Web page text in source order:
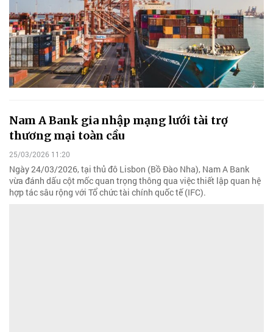
Nam A Bank gia nhập mạng lưới tài trợ
thương mại toàn cầu
25/03/2026 11:20
Ngày 24/03/2026, tại thủ đô Lisbon (Bồ Đào Nha), Nam A Bank
vừa đánh dấu cột mốc quan trọng thông qua việc thiết lập quan hệ
hợp tác sâu rộng với Tổ chức tài chính quốc tế (IFC).